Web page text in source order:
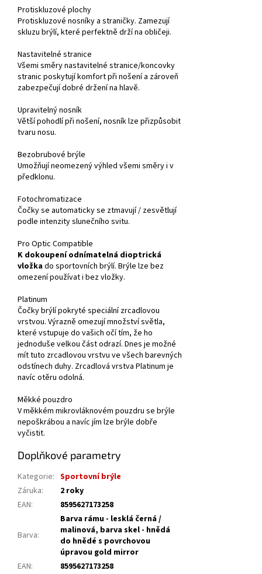
Protiskluzové plochy
Protiskluzové nosníky a straničky. Zamezují
skluzu brýlí, které perfektně drží na obličeji.
Nastavitelné stranice
Všemi směry nastavitelné stranice/koncovky
stranic poskytují komfort při nošení a zároveň
zabezpečují dobré držení na hlavě.
Upravitelný nosník
Větší pohodlí při nošení, nosník lze přizpůsobit
tvaru nosu.
Bezobrubové brýle
Umožňují neomezený výhled všemi směry i v
předklonu.
Fotochromatizace
Čočky se automaticky se ztmavují / zesvětlují
podle intenzity slunečního svitu.
Pro Optic Compatible
K dokoupení odnímatelná dioptrická
vložkado sportovních brýlí. Brýle lze bez
omezení používat i bez vložky.
Platinum
Čočky brýlí pokryté speciální zrcadlovou
vrstvou. Výrazně omezují množství světla,
které vstupuje do vašich očí tím, že ho
jednoduše velkou část odrazí. Dnes je možné
mít tuto zrcadlovou vrstvu ve všech barevných
odstínech duhy. Zrcadlová vrstva Platinum je
navíc otěru odolná.
Měkké pouzdro
V měkkém mikrovláknovém pouzdru se brýle
nepoškrábou a navíc jím lze brýle dobře
vyčistit.
Doplňkové parametry
Kategorie: Sportovní brýle
Záruka:
2 roky
EAN: 8595627173258
Barva:
Barva rámu - lesklá černá /
malinová, barva skel - hnědá
do hnědé s povrchovou
úpravou gold mirror
EAN: 8595627173258